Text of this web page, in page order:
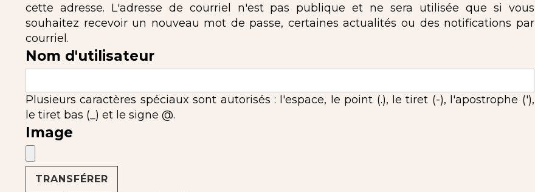
cette adresse. L'adresse de courriel n'est pas publique et ne sera utilisée que si vous
souhaitez recevoir un nouveau mot de passe, certaines actualités ou des notifications par
courriel.
Nom d'utilisateur
Plusieurs caractères spéciaux sont autorisés : l'espace, le point (.), le tiret (-), l'apostrophe ('),
le tiret bas (_) et le signe @.
Image